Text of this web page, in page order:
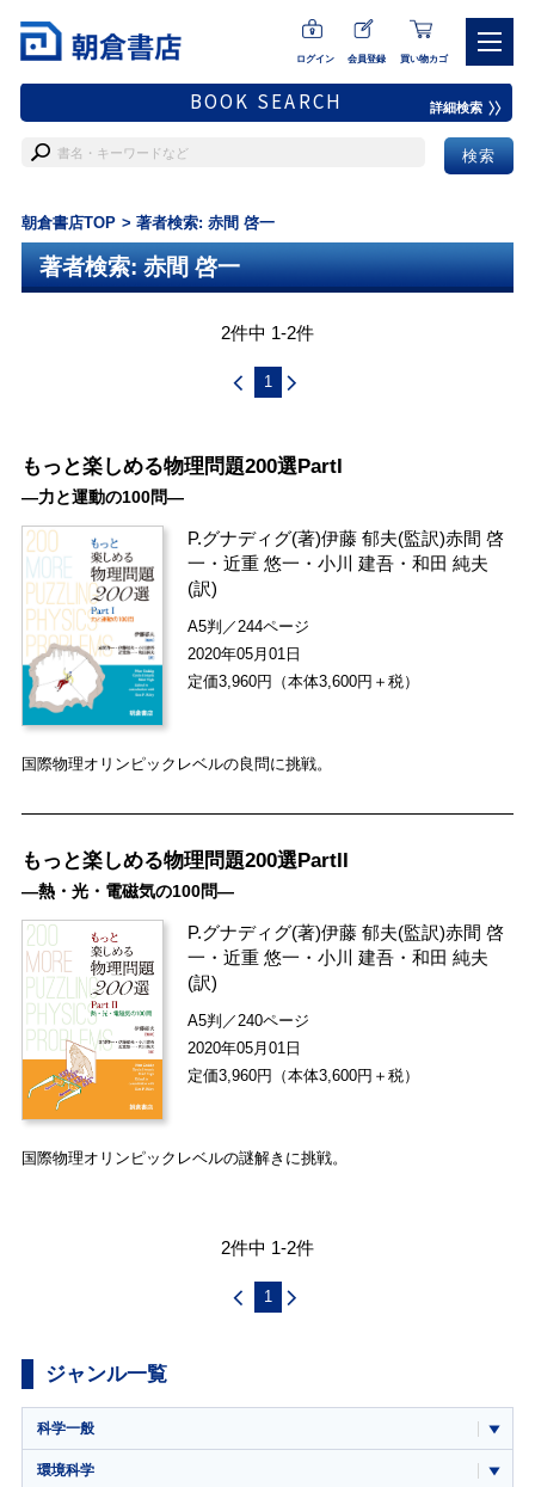
ログイン 会員登録 買い物カゴ
BOOK SEARCH 詳細検索
朝倉書店TOP 著者検索: 赤間 啓一
著者検索: 赤間 啓一
2件中 1-2件
1
もっと楽しめる物理問題200選PartI
―力と運動の100問―
P.グナディグ(著)伊藤 郁夫(監訳)赤間 啓
一 ・近重 悠一 ・小川 建吾 ・和田 純夫
(訳)
A5判／244ページ
2020年05月01日
定価3,960円（本体3,600円＋税）
国際物理オリンピックレベルの良問に挑戦。
もっと楽しめる物理問題200選PartII
―熱・光・電磁気の100問―
P.グナディグ(著)伊藤 郁夫(監訳)赤間 啓
一 ・近重 悠一 ・小川 建吾 ・和田 純夫
(訳)
A5判／240ページ
2020年05月01日
定価3,960円（本体3,600円＋税）
国際物理オリンピックレベルの謎解きに挑戦。
2件中 1-2件
1
ジャンル一覧
科学一般
環境科学